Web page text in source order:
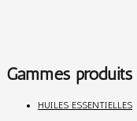
Gammes produits
HUILES ESSENTIELLES